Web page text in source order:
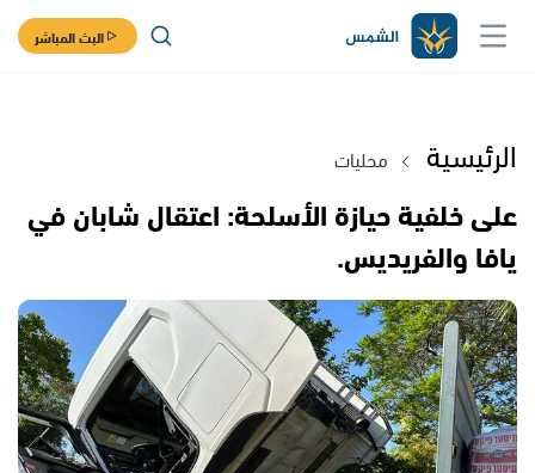
البث المباشر
الرئيسية محليات
على خلفية حيازة الأسلحة: اعتقال شابان في
يافا والفريديس.